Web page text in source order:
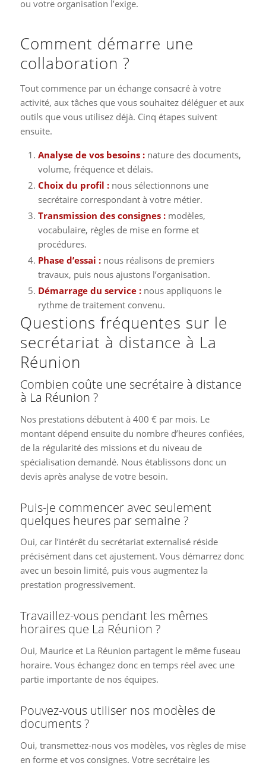
ou votre organisation l’exige.
Comment démarre une
collaboration ?
Tout commence par un échange consacré à votre
activité, aux tâches que vous souhaitez déléguer et aux
outils que vous utilisez déjà. Cinq étapes suivent
ensuite.
Analyse de vos besoins :nature des documents,
volume, fréquence et délais.
Choix du profil :nous sélectionnons une
secrétaire correspondant à votre métier.
Transmission des consignes :modèles,
vocabulaire, règles de mise en forme et
procédures.
Phase d’essai :nous réalisons de premiers
travaux, puis nous ajustons l’organisation.
Démarrage du service :nous appliquons le
rythme de traitement convenu.
Questions fréquentes sur le
secrétariat à distance à La
Réunion
Combien coûte une secrétaire à distance
à La Réunion ?
Nos prestations débutent à 400 € par mois. Le
montant dépend ensuite du nombre d’heures confiées,
de la régularité des missions et du niveau de
spécialisation demandé. Nous établissons donc un
devis après analyse de votre besoin.
Puis-je commencer avec seulement
quelques heures par semaine ?
Oui, car l’intérêt du secrétariat externalisé réside
précisément dans cet ajustement. Vous démarrez donc
avec un besoin limité, puis vous augmentez la
prestation progressivement.
Travaillez-vous pendant les mêmes
horaires que La Réunion ?
Oui, Maurice et La Réunion partagent le même fuseau
horaire. Vous échangez donc en temps réel avec une
partie importante de nos équipes.
Pouvez-vous utiliser nos modèles de
documents ?
Oui, transmettez-nous vos modèles, vos règles de mise
en forme et vos consignes. Votre secrétaire les